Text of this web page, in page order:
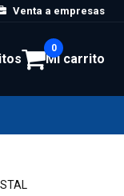
Venta a empresas
Mi carrito
0